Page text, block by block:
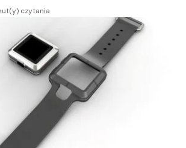
czytania